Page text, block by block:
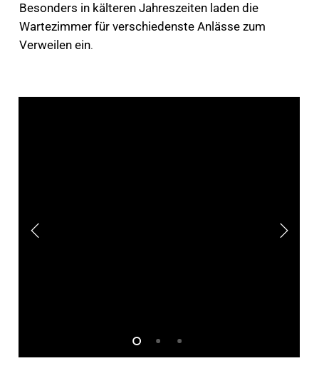
Besonders in kälteren Jahreszeiten laden die
Wartezimmer für verschiedenste Anlässe zum
Verweilen ein.